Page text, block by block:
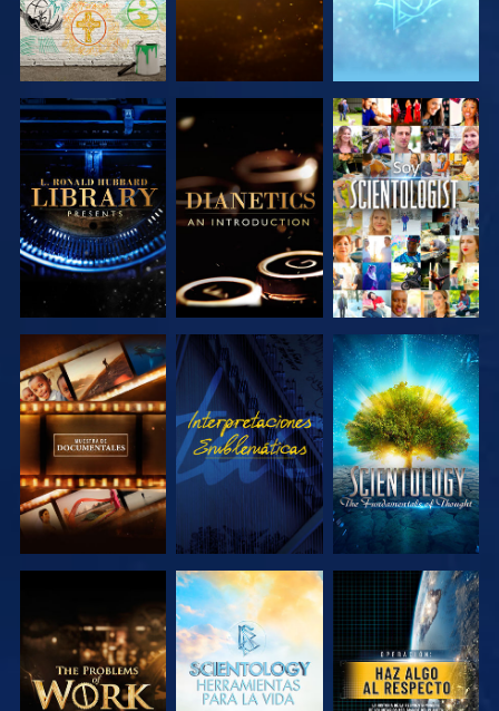
EXPLORA LAS
SERIES
EXPLORA LAS
SERIES
VE
EXPLORA LAS
SERIES
VE
EXPLORA LAS
SERIES
EXPLORA LAS
SERIES
EXPLORA LAS
SERIES
VE